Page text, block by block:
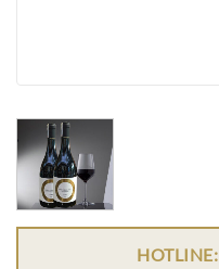
HOTLINE: